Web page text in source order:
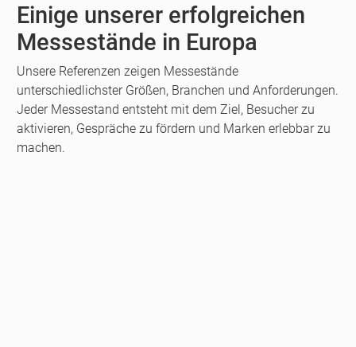
Einige unserer erfolgreichen
Messestände in Europa
Unsere Referenzen zeigen Messestände
unterschiedlichster Größen, Branchen und Anforderungen.
Jeder Messestand entsteht mit dem Ziel, Besucher zu
aktivieren, Gespräche zu fördern und Marken erlebbar zu
machen.